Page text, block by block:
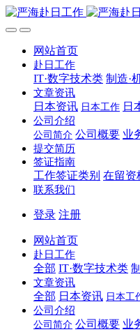
网站首页
赴日工作
IT·数字技术类 制造·
文章资讯
日本资讯 日本工作 日
公司介绍
公司简介 公司概要 业
提交简历
签证指南
工作签证类别 在留资
联系我们
登录 注册
网站首页
赴日工作
全部 IT·数字技术类
文章资讯
全部 日本资讯 日本工
公司介绍
公司简介 公司概要 业